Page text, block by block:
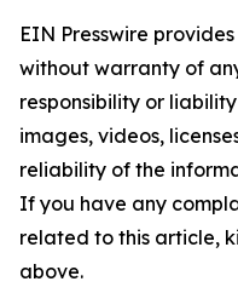
EIN Presswire
without warranty of
responsibility or
images, videos,
reliability of the
If you have any
related to this article,
above.